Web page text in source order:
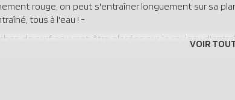
rouge, on peut s'entraîner longuement sur sa
tous à l'eau ! -
de surf peuvent être placées sur le rouleau